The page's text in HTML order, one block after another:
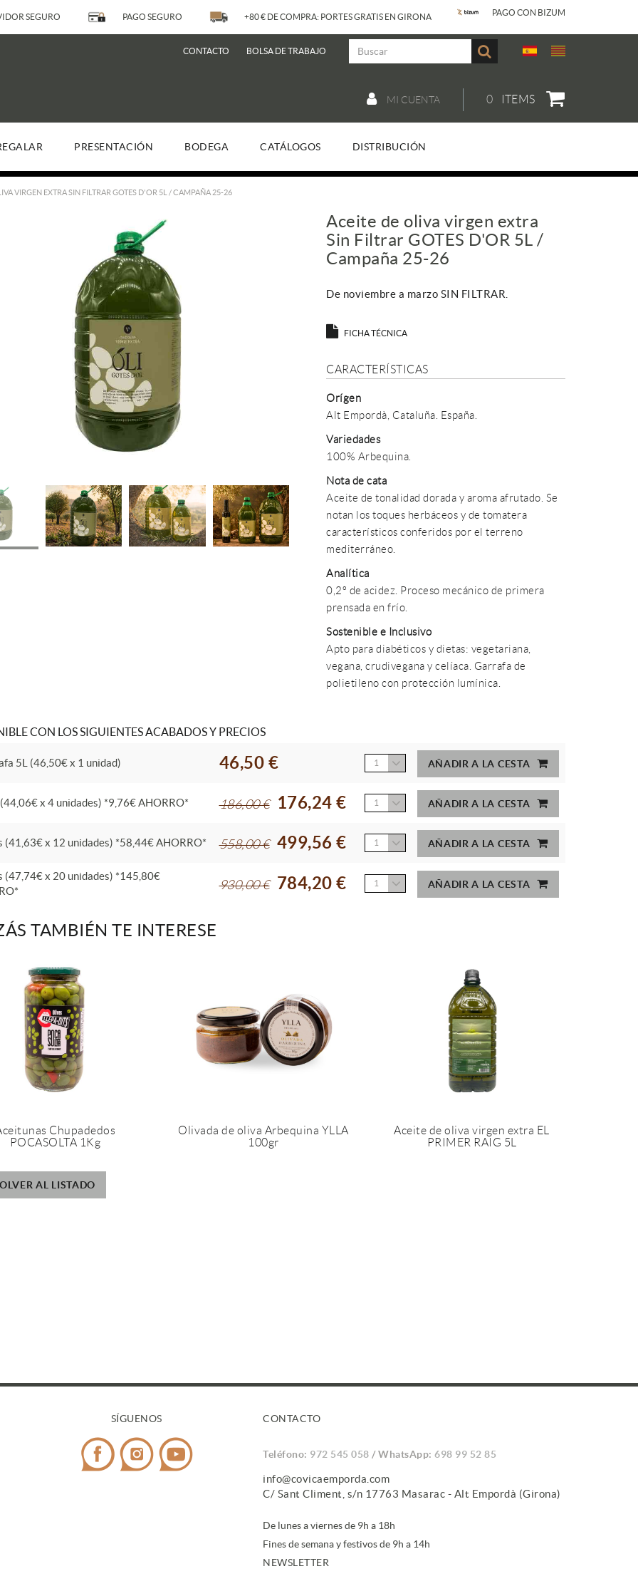
SEGURO PAGO SEGURO +80 € DE COMPRA: PORTES GRATIS EN GIRONA PAGO CON BIZUM
CONTACTO BOLSA DE TRABAJO
0 ITEMS
MI CUENTA
PRESENTACIÓN BODEGA CATÁLOGOS DISTRIBUCIÓN
VIRGEN EXTRA SIN FILTRAR GOTES D'OR 5L / CAMPAÑA 25-26
Aceite de oliva virgen extra
Sin Filtrar GOTES D'OR 5L /
Campaña 25-26
De noviembre a marzo SIN FILTRAR.
FICHA TÉCNICA
CARACTERÍSTICAS
Orígen
Alt Empordà, Cataluña. España.
Variedades
100% Arbequina.
Nota de cata
Aceite de tonalidad dorada y aroma afrutado. Se
notan los toques herbáceos y de tomatera
característicos conferidos por el terreno
mediterráneo.
Analítica
0,2º de acidez. Proceso mecánico de primera
prensada en frío.
Sostenible e Inclusivo
Apto para diabéticos y dietas: vegetariana,
vegana, crudivegana y celíaca. Garrafa de
polietileno con protección lumínica.
CON LOS SIGUIENTES ACABADOS Y PRECIOS
5L (46,50€ x 1 unidad) 46,50 € 1 AÑADIR A LA CESTA
x 4 unidades) *9,76€ AHORRO* 186,00 € 176,24 € 1 AÑADIR A LA CESTA
(41,63€ x 12 unidades) *58,44€ AHORRO* 558,00 € 499,56 € 1 AÑADIR A LA CESTA
(47,74€ x 20 unidades) *145,80€
930,00 € 784,20 € 1 AÑADIR A LA CESTA
TAMBIÉN TE INTERESE
Chupadedos
POCASOLTA 1Kg
Olivada de oliva Arbequina YLLA
100gr
Aceite de oliva virgen extra EL
PRIMER RAIG 5L
AL LISTADO
SÍGUENOS CONTACTO
Teléfono: 972 545 058 / WhatsApp: 698 99 52 85
info@covicaemporda.com
C/ Sant Climent, s/n 17763 Masarac - Alt Empordà (Girona)
De lunes a viernes de 9h a 18h
Fines de semana y festivos de 9h a 14h
NEWSLETTER